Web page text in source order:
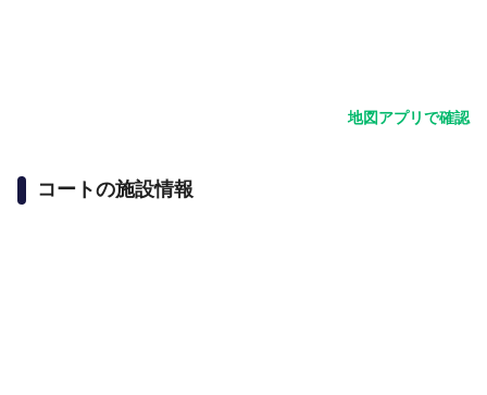
地図アプリで確認
コートの施設情報